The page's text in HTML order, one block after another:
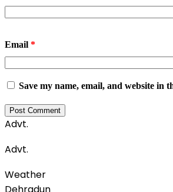
Email *
Save my name, email, and website in
Advt.
Advt.
Weather